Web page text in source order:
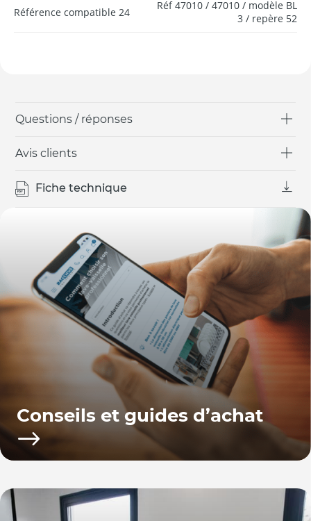
Questions / réponses
Avis clients
Fiche technique
Référence compatible 24
Réf 47010 / 47010 / modèle BL
3 / repère 52
Conseils et guides d’achat